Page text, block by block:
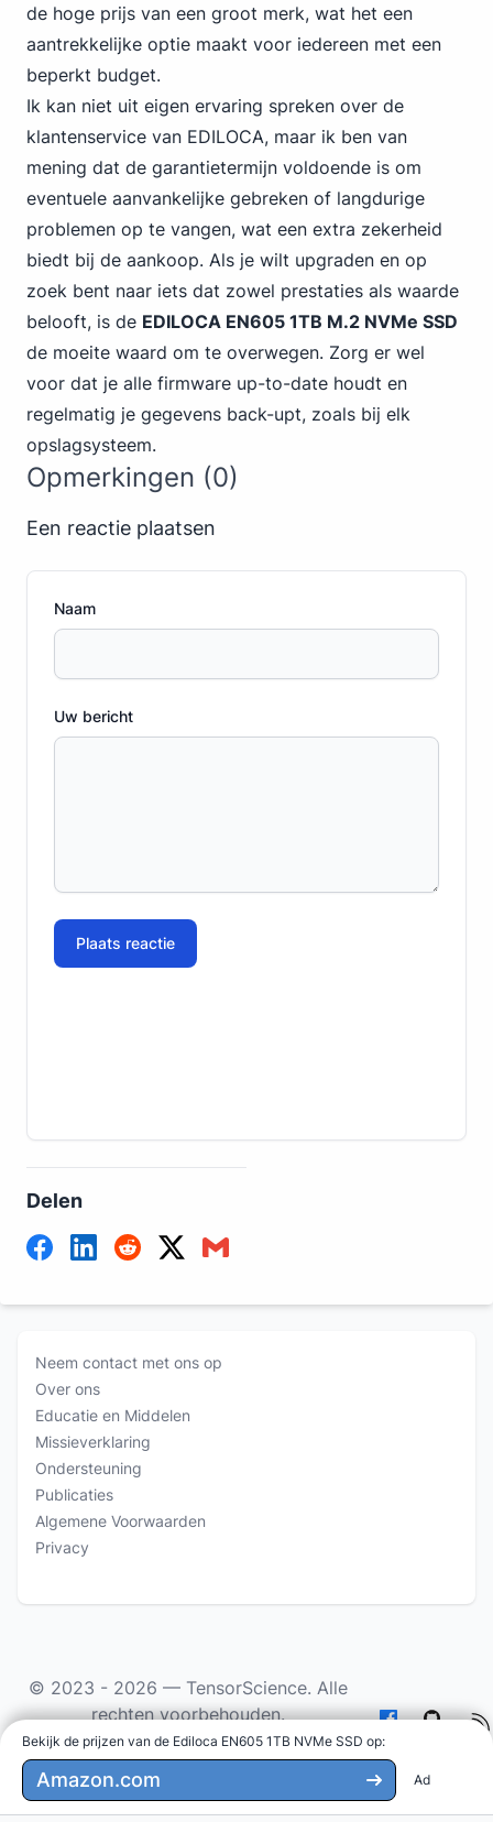
Bekijk de prijzen van de Ediloca EN605 1TB NVMe SSD op:
Amazon.com Ad
de hoge prijs van een groot merk, wat het een
aantrekkelijke optie maakt voor iedereen met een
beperkt budget.
Ik kan niet uit eigen ervaring spreken over de
klantenservice van EDILOCA, maar ik ben van
mening dat de garantietermijn voldoende is om
eventuele aanvankelijke gebreken of langdurige
problemen op te vangen, wat een extra zekerheid
biedt bij de aankoop. Als je wilt upgraden en op
zoek bent naar iets dat zowel prestaties als waarde
belooft, is de EDILOCA EN605 1TB M.2 NVMe SSD
de moeite waard om te overwegen. Zorg er wel
voor dat je alle firmware up-to-date houdt en
regelmatig je gegevens back-upt, zoals bij elk
opslagsysteem.
Opmerkingen (0)
Een reactie plaatsen
Naam
Uw bericht
Plaats reactie
Delen
Neem contact met ons op
Over ons
Educatie en Middelen
Missieverklaring
Ondersteuning
Publicaties
Algemene Voorwaarden
Privacy
© 2023 - 2026 — TensorScience. Alle
rechten voorbehouden.
Als Amazon Associate verdien ik aan in aanmerking
komende aankopen.